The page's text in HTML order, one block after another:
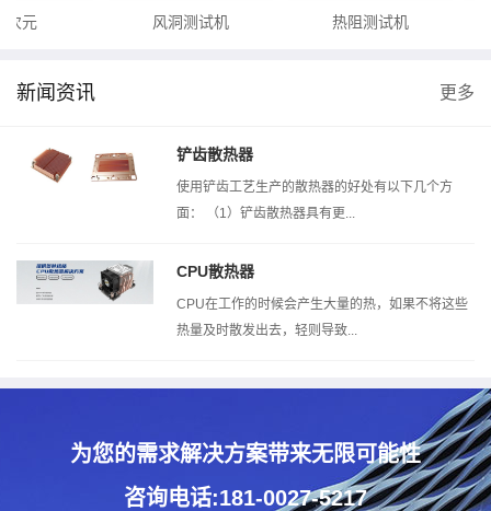
元 风洞测试机 热阻测试机
新闻资讯 更多
铲齿散热器
使用铲齿工艺生产的散热器的好处有以下几个方
面： （1）铲齿散热器具有更...
CPU散热器
CPU在工作的时候会产生大量的热，如果不将这些
热量及时散发出去，轻则导致...
为您的需求解决方案带来无限可能性
咨询电话:181-0027-5217